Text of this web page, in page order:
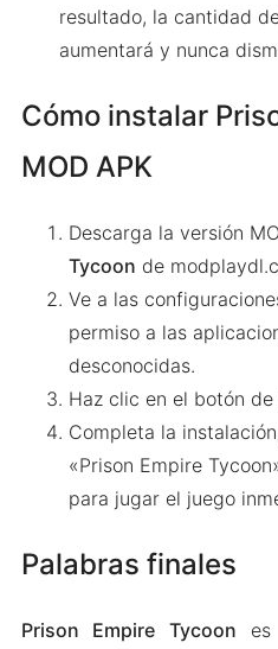
resultado, la cantidad
aumentará y nunca
Cómo instalar
MOD APK
Descarga la versión
Tycoon de
Ve a las
permiso a las
desconocidas.
Haz clic en el botón
Completa la
«Prison Empire
para jugar el juego
Palabras finales
Prison Empire Tycoon es